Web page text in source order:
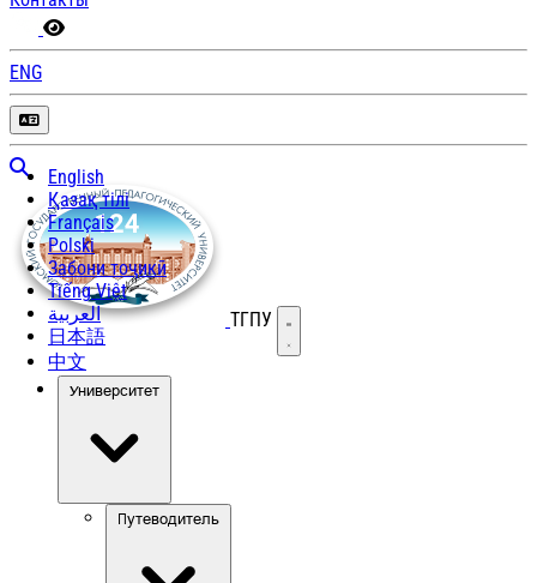
ENG
English
Қазақ тілі
Français
Polski
Забони тоҷикӣ
Tiếng Việt
العربية
日本語
中文
ТГПУ Открыть меню
Университет
Путеводитель